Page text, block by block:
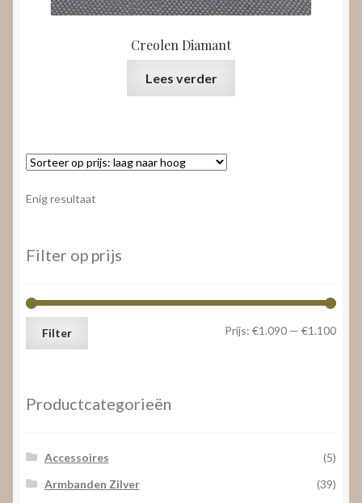
Creolen Diamant
Lees verder
Enig resultaat
Filter op prijs
Min.
Max.
Filter Prijs: €1.090 — €1.100
Productcategorieën
Accessoires
(5)
Armbanden Zilver
(39)